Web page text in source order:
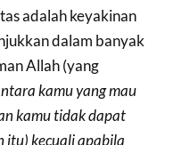
adalah keyakinan
dalam banyak
Allah (yang
kamu yang mau
kamu tidak dapat
itu) kecuali apabila